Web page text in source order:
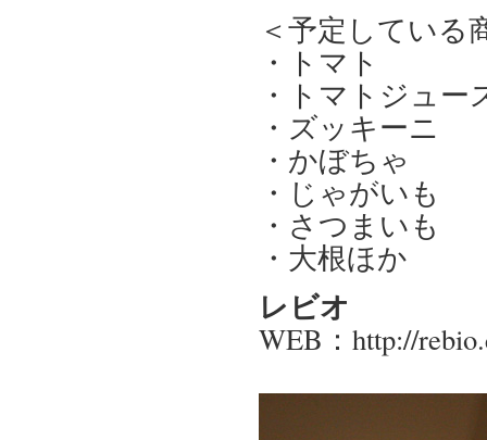
＜予定している
・トマト
・トマトジュー
・ズッキーニ
・かぼちゃ
・じゃがいも
・さつまいも
・大根ほか
レビオ
WEB：http://